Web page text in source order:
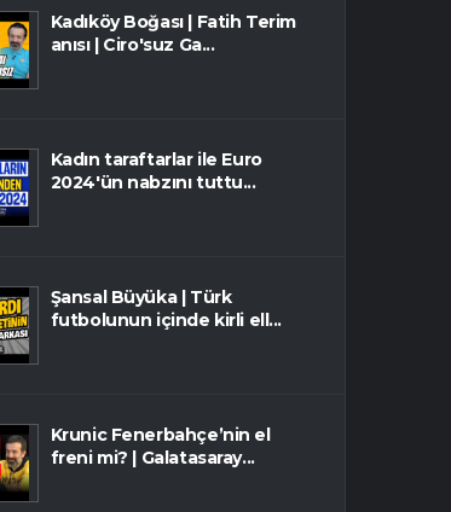
Kadıköy Boğası | Fatih Terim
anısı | Ciro'suz Ga...
Kadın taraftarlar ile Euro
2024'ün nabzını tuttu...
Şansal Büyüka | Türk
futbolunun içinde kirli ell...
Krunic Fenerbahçe’nin el
freni mi? | Galatasaray...